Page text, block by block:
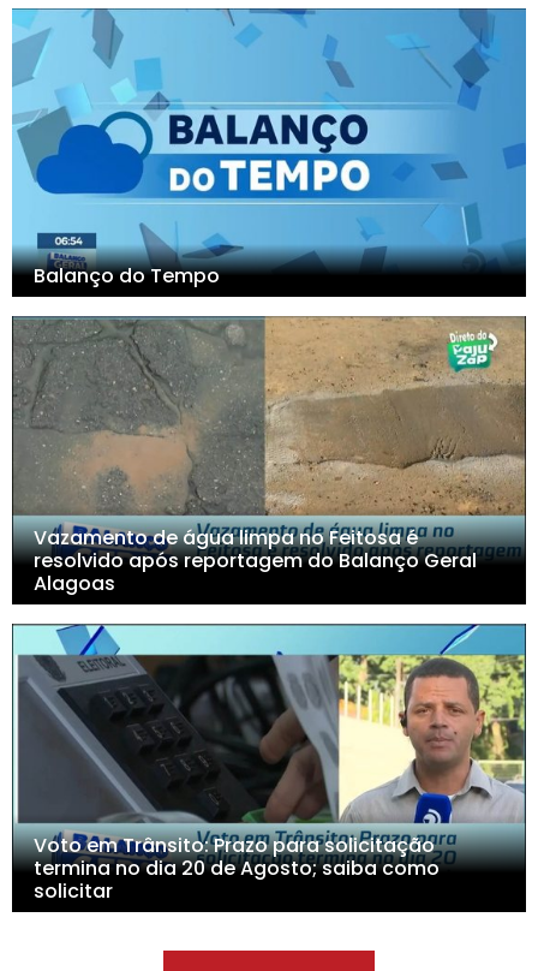
Balanço do Tempo
Vazamento de água limpa no Feitosa é
resolvido após reportagem do Balanço Geral
Alagoas
Voto em Trânsito: Prazo para solicitação
termina no dia 20 de Agosto; saiba como
solicitar